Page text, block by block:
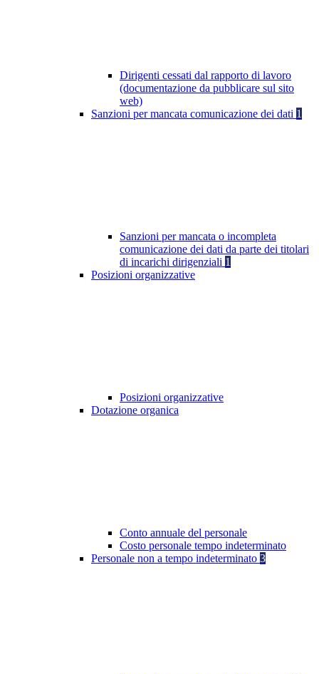
Dirigenti cessati dal rapporto di lavoro
(documentazione da pubblicare sul sito
web)
Sanzioni per mancata comunicazione dei dati 1
Sanzioni per mancata o incompleta
comunicazione dei dati da parte dei titolari
di incarichi dirigenziali 1
Posizioni organizzative
Posizioni organizzative
Dotazione organica
Conto annuale del personale
Costo personale tempo indeterminato
Personale non a tempo indeterminato 3